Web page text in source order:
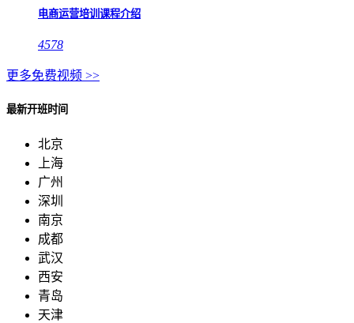
电商运营培训课程介绍
4578
更多免费视频 >>
最新开班时间
北京
上海
广州
深圳
南京
成都
武汉
西安
青岛
天津